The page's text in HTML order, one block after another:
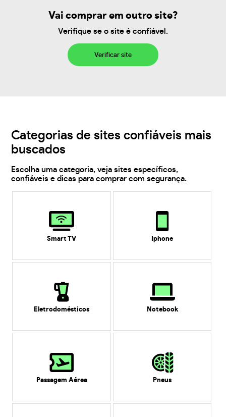
Vai comprar em outro site?
Verifique se o site é confiável.
Verificar site
Categorias de sites confiáveis mais
buscados
Escolha uma categoria, veja sites específicos,
confiáveis e dicas para comprar com segurança.
Smart TV Iphone
Eletrodomésticos Notebook
Passagem Aérea Pneus